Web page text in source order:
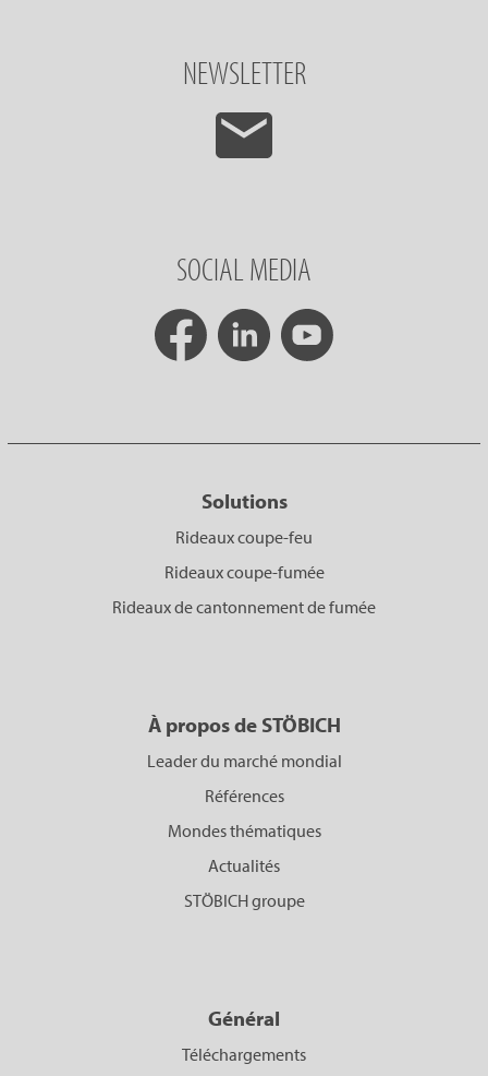
NEWSLETTER
SOCIAL MEDIA
Solutions
Rideaux coupe-feu
Rideaux coupe-fumée
Rideaux de cantonnement de fumée
À propos de STÖBICH
Leader du marché mondial
Références
Mondes thématiques
Actualités
STÖBICH groupe
Général
Téléchargements